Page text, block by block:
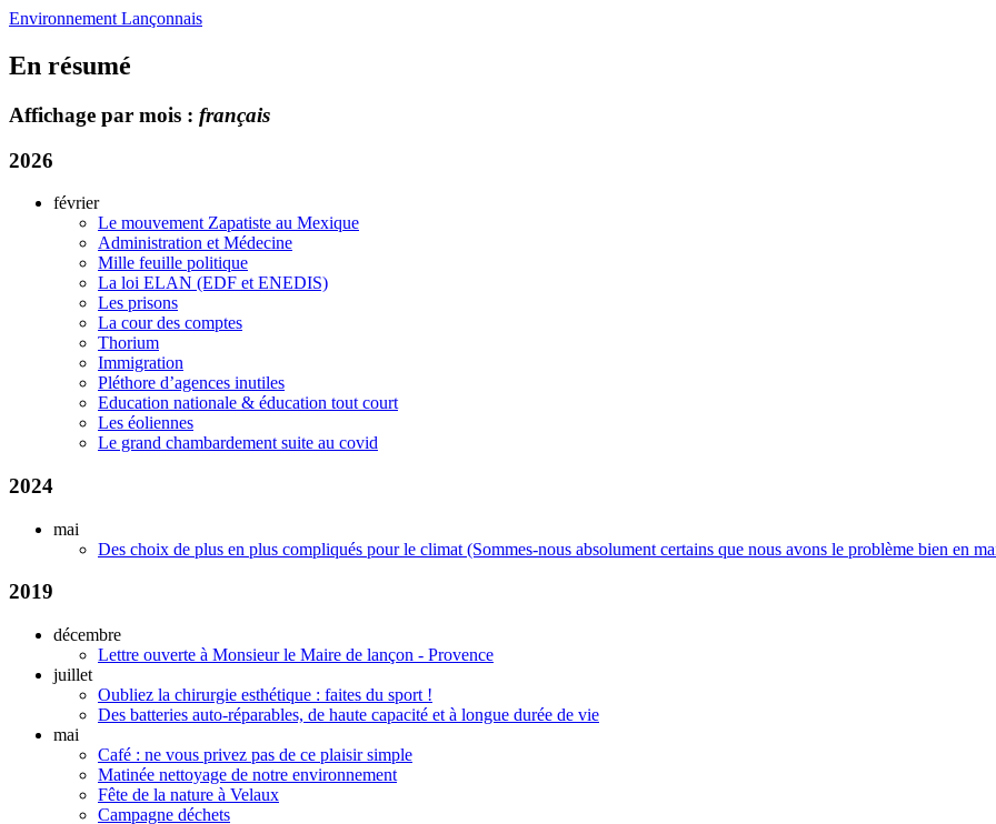
Environnement Lançonnais
En résumé
Affichage par mois : français
2026
février
Le mouvement Zapatiste au Mexique
Administration et Médecine
Mille feuille politique
La loi ELAN (EDF et ENEDIS)
Les prisons
La cour des comptes
Thorium
Immigration
Pléthore d’agences inutiles
Education nationale & éducation tout court
Les éoliennes
Le grand chambardement suite au covid
2024
mai
Des choix de plus en plus compliqués pour le climat (Sommes-nous absolument certains que nous avons le problème bien en
2019
décembre
Lettre ouverte à Monsieur le Maire de lançon - Provence
juillet
Oubliez la chirurgie esthétique : faites du sport !
Des batteries auto-réparables, de haute capacité et à longue durée de vie
mai
Café : ne vous privez pas de ce plaisir simple
Matinée nettoyage de notre environnement
Fête de la nature à Velaux
Campagne déchets